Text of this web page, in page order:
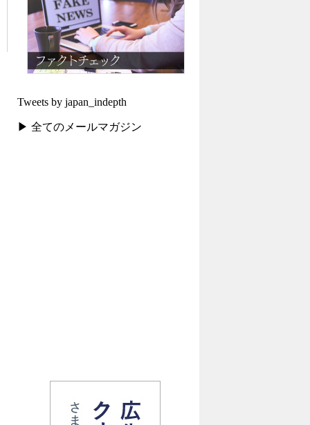
Tweets by japan_indepth
▶ 全てのメールマガジン